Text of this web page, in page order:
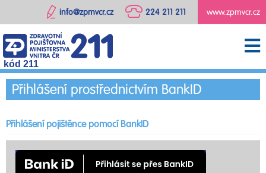
www.zpmvcr.cz
224 211 211
info@zpmvcr.cz
kód 211
Přihlášení prostřednictvím BankID
Přihlášení pojištěnce pomocí BankID